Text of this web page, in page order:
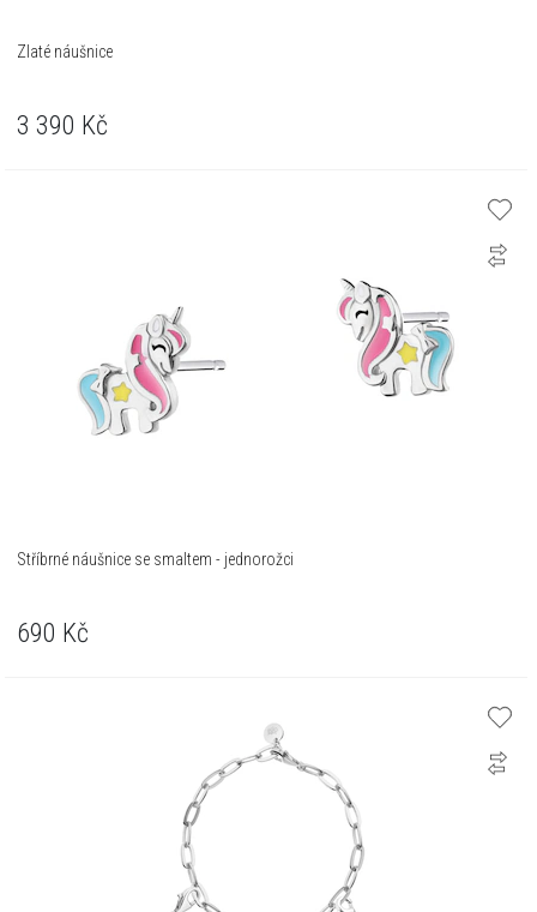
Zlaté náušnice
3 390 Kč
Stříbrné náušnice se smaltem - jednorožci
690 Kč